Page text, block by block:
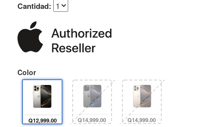
Cantidad:
Color
Q12,999.00 Q14,999.00 Q14,999.00